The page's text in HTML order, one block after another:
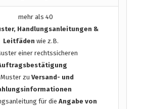
mehr als 40
Handlungsanleitungen &
Leitfäden wie z.B.
einer rechtssicheren
Muster zu Versand- und
für die Angabe von